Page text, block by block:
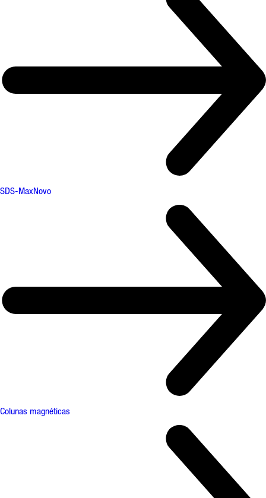
SDS-MaxNovo
Colunas magnéticas